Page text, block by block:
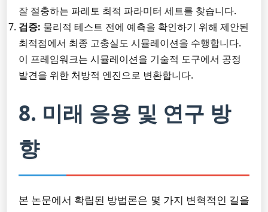
잘 절충하는 파레토 최적 파라미터 세트를 찾습니다.
검증: 물리적 테스트 전에 예측을 확인하기 위해 제안된
최적점에서 최종 고충실도 시뮬레이션을 수행합니다.
이 프레임워크는 시뮬레이션을 기술적 도구에서 공정
발견을 위한 처방적 엔진으로 변환합니다.
8. 미래 응용 및 연구 방
향
본 논문에서 확립된 방법론은 몇 가지 변혁적인 길을